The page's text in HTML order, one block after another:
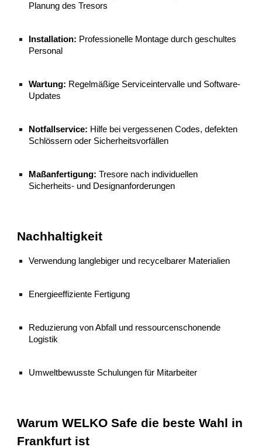
Planung des Tresors
Installation: Professionelle Montage durch geschultes
Personal
Wartung: Regelmäßige Serviceintervalle und Software-
Updates
Notfallservice: Hilfe bei vergessenen Codes, defekten
Schlössern oder Sicherheitsvorfällen
Maßanfertigung: Tresore nach individuellen
Sicherheits- und Designanforderungen
Nachhaltigkeit
Verwendung langlebiger und recycelbarer Materialien
Energieeffiziente Fertigung
Reduzierung von Abfall und ressourcenschonende
Logistik
Umweltbewusste Schulungen für Mitarbeiter
Warum WELKO Safe die beste Wahl in
Frankfurt ist